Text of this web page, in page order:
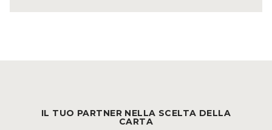
IL TUO PARTNER NELLA SCELTA DELLA
CARTA